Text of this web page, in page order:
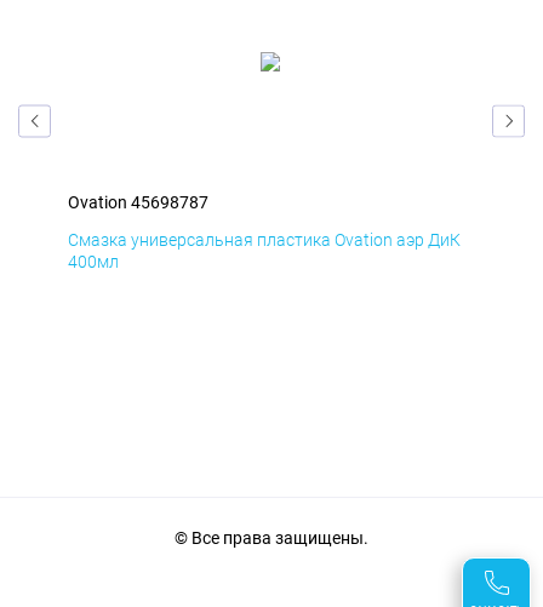
Ovation 45698787
Смазка универсальная пластика Ovation аэр ДиК
400мл
© Все права защищены.